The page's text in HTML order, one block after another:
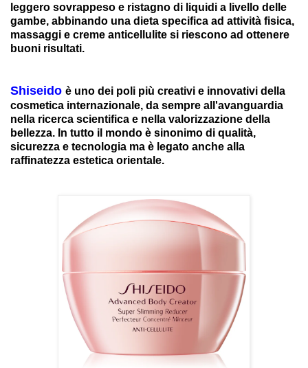
leggero sovrappeso e ristagno di liquidi a livello delle
gambe, abbinando una dieta specifica ad attività fisica,
massaggi e creme anticellulite si riescono ad ottenere
buoni risultati.
Shiseido è uno dei poli più creativi e innovativi della
cosmetica internazionale, da sempre all'avanguardia
nella ricerca scientifica e nella valorizzazione della
bellezza. In tutto il mondo è sinonimo di qualità,
sicurezza e tecnologia ma è legato anche alla
raffinatezza estetica orientale.